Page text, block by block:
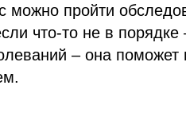
можно пройти
что-то не в
– она